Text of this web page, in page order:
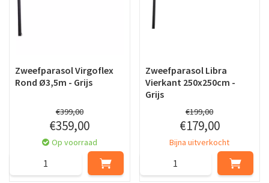
Zweefparasol Virgoflex
Rond Ø3,5m - Grijs
€399,00
€359,00
Op voorraad
Zweefparasol Libra
Vierkant 250x250cm -
Grijs
€199,00
€179,00
Bijna uitverkocht